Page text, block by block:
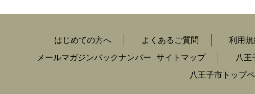
はじめての方へ よくあるご質問 利用規
メールマガジンバックナンバー
サイトマップ
八王
八王子市トップ